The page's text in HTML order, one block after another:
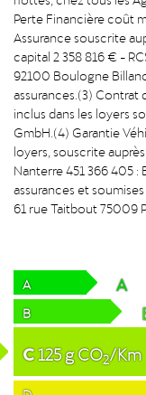
Perte Financière coût
Assurance souscrite
capital 2 358 816 € -
92100 Boulogne
assurances.(3)
inclus dans les loyers
GmbH.(4) Garantie
loyers, souscrite
Nanterre 451 366 405 :
assurances et
61 rue Taitbout 75009
A A
B
C125gCO2/Km